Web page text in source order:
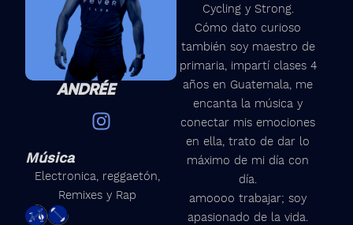
ANDRÉE
I
n
t
a
g
Música
Electronica, reggaetón,
Remixes y Rap
Cycling y Strong.
Cómo dato curioso
también soy maestro de
primaria, impartí clases 4
años en Guatemala, me
encanta la música y
conectar mis emociones
en ella, trato de dar lo
máximo de mi día con
día.
amoooo trabajar; soy
apasionado de la vida.